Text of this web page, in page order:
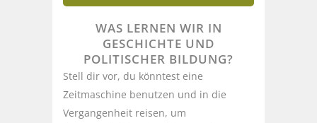
WAS LERNEN WIR IN
GESCHICHTE UND
POLITISCHER BILDUNG?
Stell dir vor, du könntest eine
Zeitmaschine benutzen und in die
Vergangenheit reisen, um